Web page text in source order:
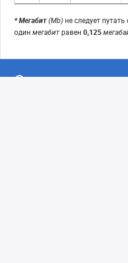
* Мегабит(Mb) не следует путать
один мегабитравен 0,125
Екатеринбург